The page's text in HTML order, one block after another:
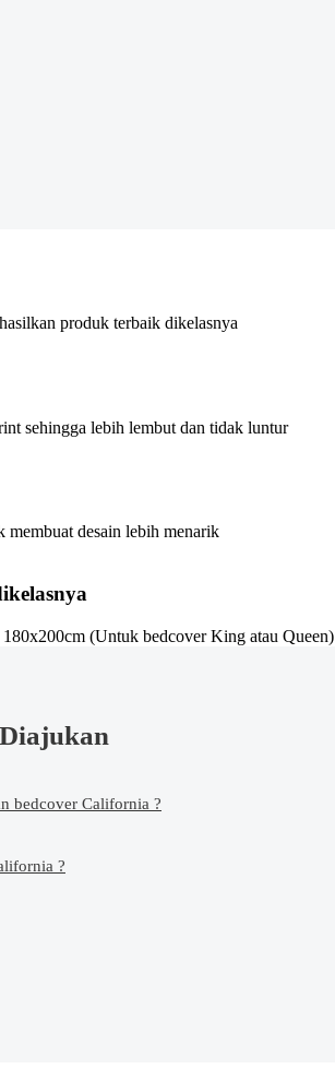
produk terbaik dikelasnya
sehingga lebih lembut dan tidak luntur
desain lebih menarik
(Untuk bedcover King atau Queen)
bedcover California ?
?